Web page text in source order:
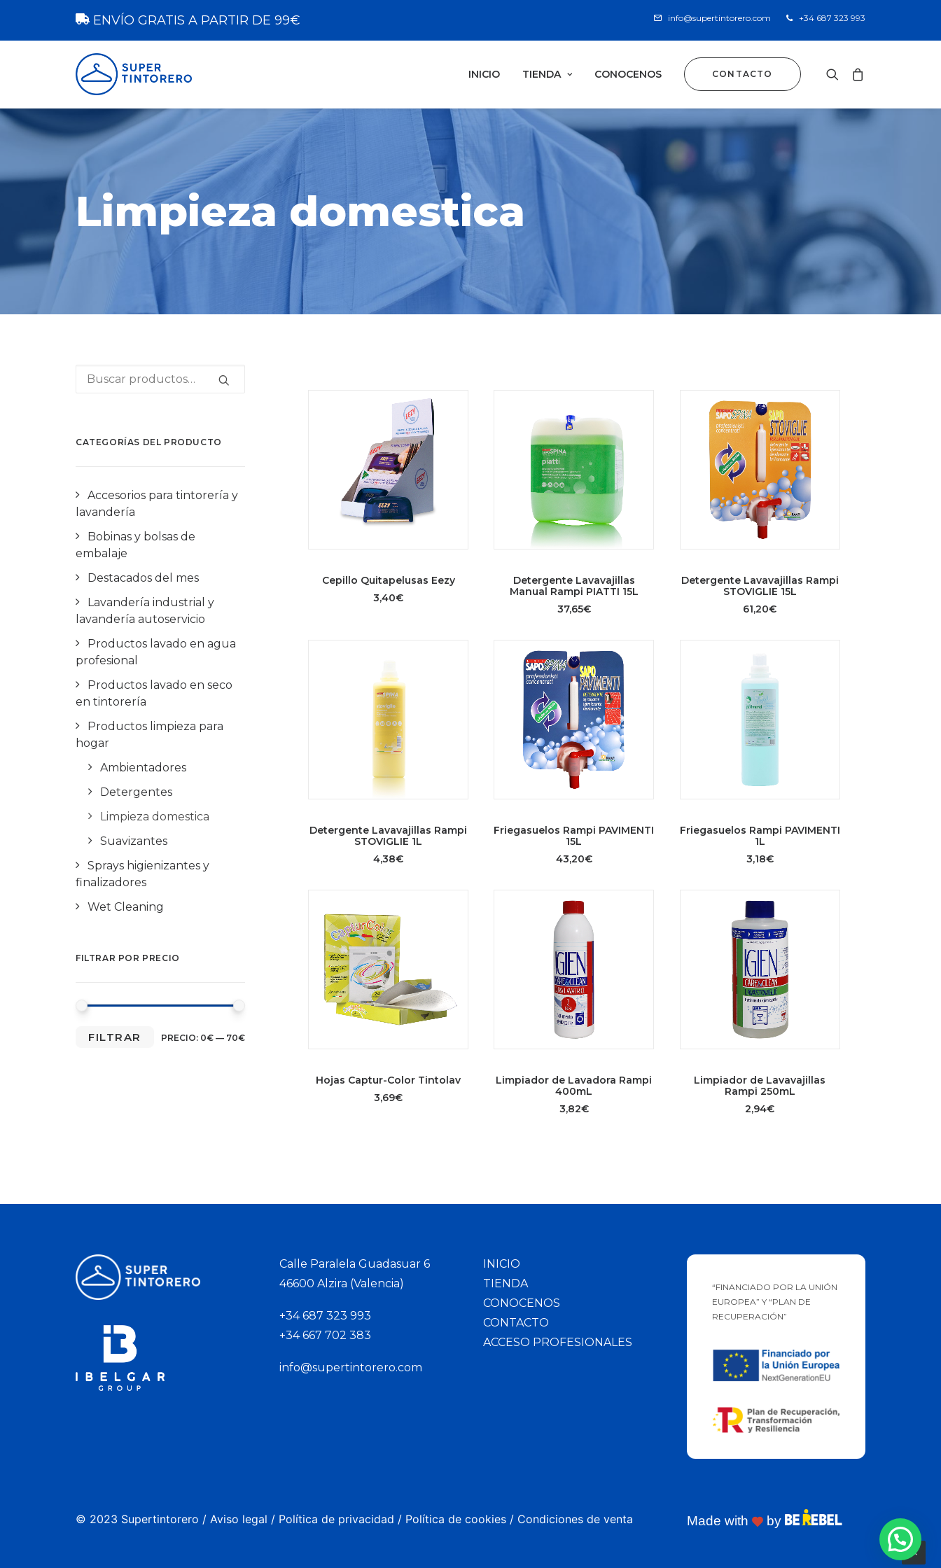
ENVÍO GRATIS A PARTIR DE 99€ info@supertintorero.com +34 687 323 993
INICIO TIENDA CONOCENOS CONTACTO
Limpieza domestica
Buscar
CATEGORÍAS DEL PRODUCTO
Accesorios para tintorería y
lavandería
Bobinas y bolsas de
embalaje
Destacados del mes
Lavandería industrial y
lavandería autoservicio
Productos lavado en agua
profesional
Productos lavado en seco
en tintorería
Productos limpieza para
hogar
Ambientadores
Detergentes
Limpieza domestica
Suavizantes
Sprays higienizantes y
finalizadores
Wet Cleaning
FILTRAR POR PRECIO
PRECIO
PRECIO
FILTRAR PRECIO: 0€ — 70€
Cepillo Quitapelusas Eezy
3,40€
Detergente Lavavajillas
Manual Rampi PIATTI 15L
37,65€
Detergente Lavavajillas Rampi
STOVIGLIE 15L
61,20€
Detergente Lavavajillas Rampi
STOVIGLIE 1L
4,38€
Friegasuelos Rampi PAVIMENTI
15L
43,20€
Friegasuelos Rampi PAVIMENTI
1L
3,18€
Hojas Captur-Color Tintolav
3,69€
Limpiador de Lavadora Rampi
400mL
3,82€
Limpiador de Lavavajillas
Rampi 250mL
2,94€
Calle Paralela Guadasuar 6
46600 Alzira (Valencia)
+34 687 323 993
+34 667 702 383
info@supertintorero.com
INICIO
TIENDA
CONOCENOS
CONTACTO
ACCESO PROFESIONALES
“FINANCIADO POR LA UNIÓN
EUROPEA” Y “PLAN DE
RECUPERACIÓN”
© 2023 Supertintorero / Aviso legal / Política de privacidad / Política de cookies / Condiciones de venta Made with by